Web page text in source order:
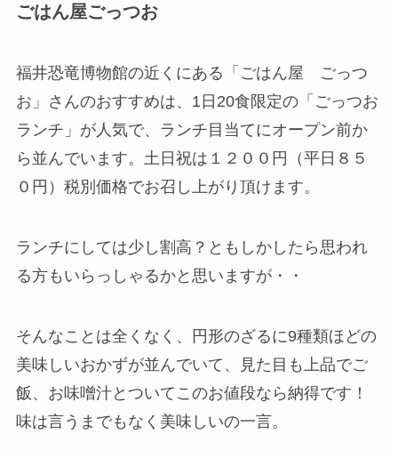
ごはん屋ごっつお
福井恐竜博物館の近くにある「ごはん屋 ごっつ
お」さんのおすすめは、1日20食限定の「ごっつお
ランチ」が人気で、ランチ目当てにオープン前か
ら並んでいます。土日祝は１２００円（平日８５
０円）税別価格でお召し上がり頂けます。
ランチにしては少し割高？ともしかしたら思われ
る方もいらっしゃるかと思いますが・・
そんなことは全くなく、円形のざるに9種類ほどの
美味しいおかずが並んでいて、見た目も上品でご
飯、お味噌汁とついてこのお値段なら納得です！
味は言うまでもなく美味しいの一言。